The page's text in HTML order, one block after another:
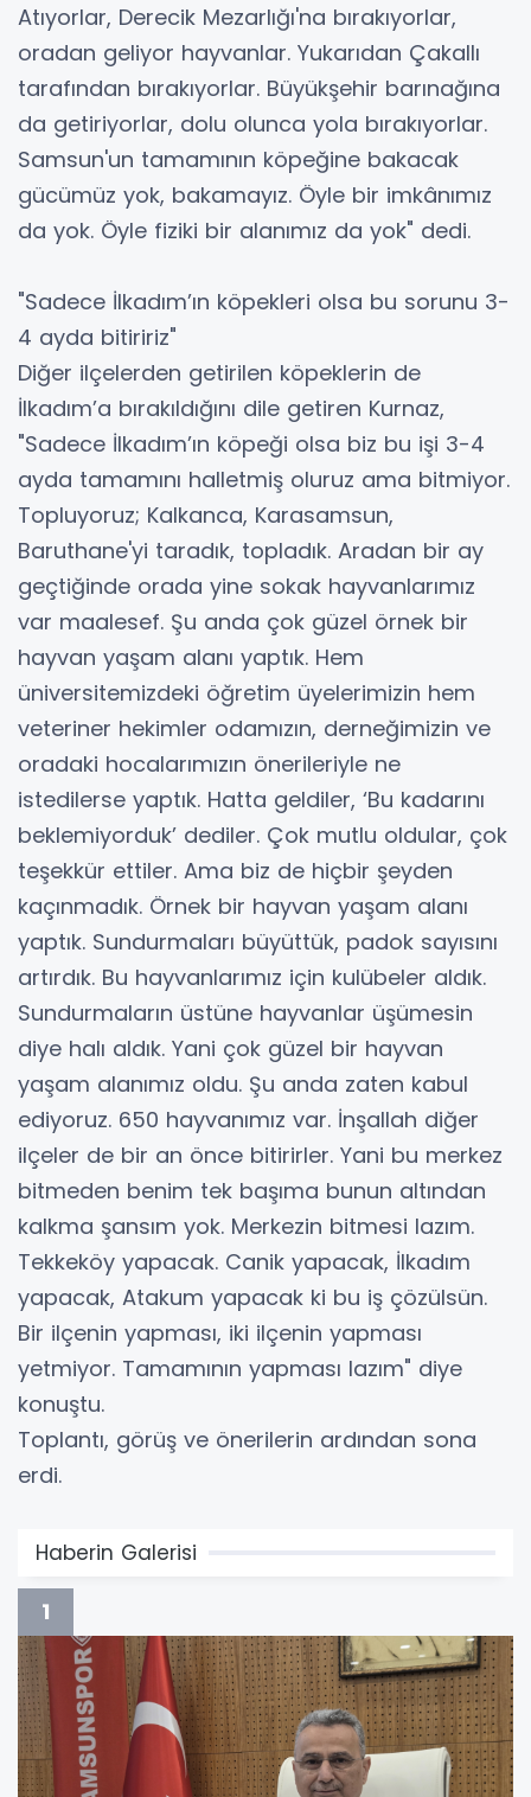
Atıyorlar, Derecik Mezarlığı'na bırakıyorlar,
oradan geliyor hayvanlar. Yukarıdan Çakallı
tarafından bırakıyorlar. Büyükşehir barınağına
da getiriyorlar, dolu olunca yola bırakıyorlar.
Samsun'un tamamının köpeğine bakacak
gücümüz yok, bakamayız. Öyle bir imkânımız
da yok. Öyle fiziki bir alanımız da yok" dedi.
"Sadece İlkadım’ın köpekleri olsa bu sorunu 3-
4 ayda bitiririz"
Diğer ilçelerden getirilen köpeklerin de
İlkadım’a bırakıldığını dile getiren Kurnaz,
"Sadece İlkadım’ın köpeği olsa biz bu işi 3-4
ayda tamamını halletmiş oluruz ama bitmiyor.
Topluyoruz; Kalkanca, Karasamsun,
Baruthane'yi taradık, topladık. Aradan bir ay
geçtiğinde orada yine sokak hayvanlarımız
var maalesef. Şu anda çok güzel örnek bir
hayvan yaşam alanı yaptık. Hem
üniversitemizdeki öğretim üyelerimizin hem
veteriner hekimler odamızın, derneğimizin ve
oradaki hocalarımızın önerileriyle ne
istedilerse yaptık. Hatta geldiler, ‘Bu kadarını
beklemiyorduk’ dediler. Çok mutlu oldular, çok
teşekkür ettiler. Ama biz de hiçbir şeyden
kaçınmadık. Örnek bir hayvan yaşam alanı
yaptık. Sundurmaları büyüttük, padok sayısını
artırdık. Bu hayvanlarımız için kulübeler aldık.
Sundurmaların üstüne hayvanlar üşümesin
diye halı aldık. Yani çok güzel bir hayvan
yaşam alanımız oldu. Şu anda zaten kabul
ediyoruz. 650 hayvanımız var. İnşallah diğer
ilçeler de bir an önce bitirirler. Yani bu merkez
bitmeden benim tek başıma bunun altından
kalkma şansım yok. Merkezin bitmesi lazım.
Tekkeköy yapacak. Canik yapacak, İlkadım
yapacak, Atakum yapacak ki bu iş çözülsün.
Bir ilçenin yapması, iki ilçenin yapması
yetmiyor. Tamamının yapması lazım" diye
konuştu.
Toplantı, görüş ve önerilerin ardından sona
erdi.
Haberin Galerisi
1